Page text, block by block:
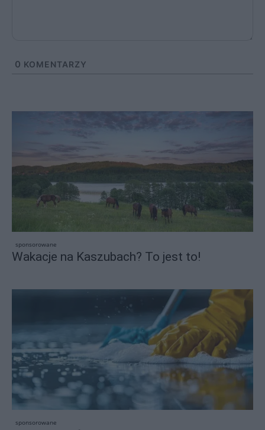
0 KOMENTARZY
sponsorowane
Wakacje na Kaszubach? To jest to!
sponsorowane